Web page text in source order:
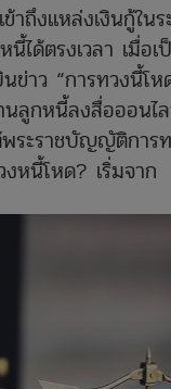
ถึงแหล่งเงินกู้ในร
ได้ตรงเวลา เมื่อเ
ข่าว “การทวงนี้โ
นลูกหนี้ลงสื่อออน
พระราชบัญญัติกา
หนี้โหด? เริ่มจาก